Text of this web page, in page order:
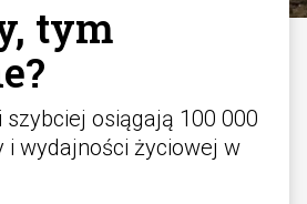
tym
osiągają 100 000
wydajności życiowej w